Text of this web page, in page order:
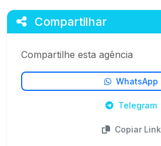
Compartilhar
Compartilhe esta agência
WhatsApp
Telegram
Copiar Link